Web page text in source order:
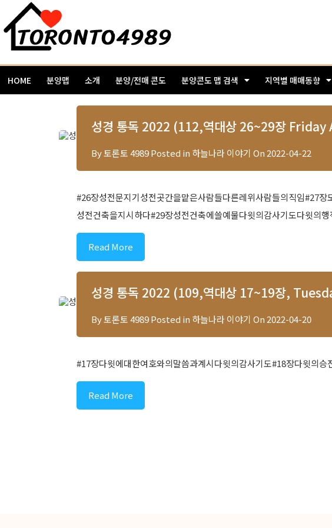
HOME 분양맵 소개 분양/전매 콘도 분양콘도 맵 검색 지역별 매매동향
성경 통독 2022 (112,역대상 26~29장
By토론토 4989Posted in 하늘나라 이야기 On2022-04-22
#26장성전문지기성전곳간을맡은사람들다른레위사람들의직임#27
성전건축을지시하다#29장성전건축에쓸예물다윗의감사기도다윗의행
Read More
성경 통독 2022 (109,역대상 17~19장,
By토론토 4989Posted in 하늘나라 이야기 On2022-04-20
#17장다윗에대한여호와의말씀과계시다윗의감사기도#18장다윗의
Read More